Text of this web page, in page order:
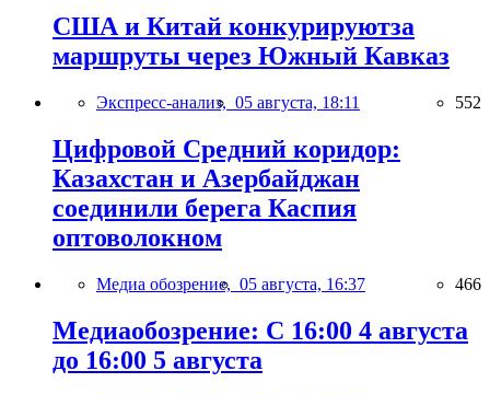
США и Китай конкурируютза
маршруты через Южный Кавказ
Экспресс-анализ, 05 августа, 18:11 552
Цифровой Средний коридор:
Казахстан и Азербайджан
соединили берега Каспия
оптоволокном
Медиа обозрение, 05 августа, 16:37 466
Медиаобозрение: С 16:00 4 августа
до 16:00 5 августа